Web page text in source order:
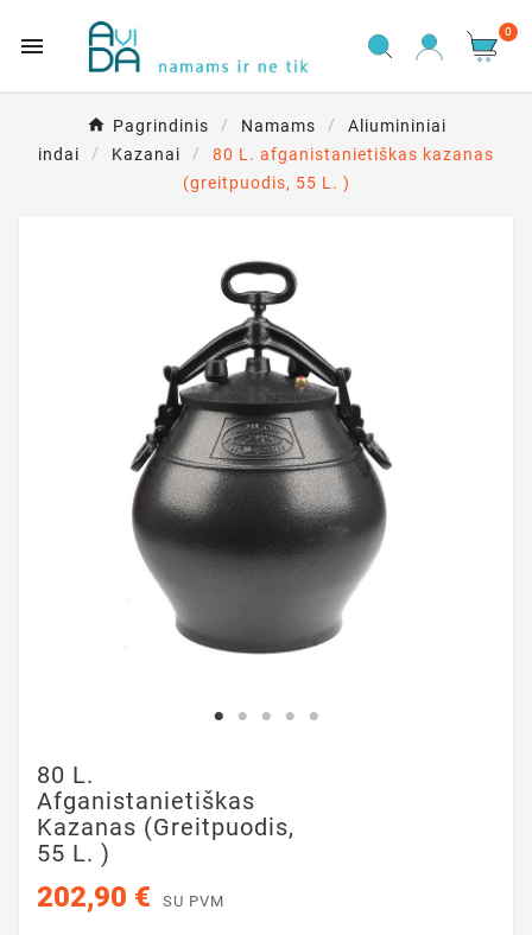

0
Pagrindinis Namams
Aliumininiai
indai
Kazanai
80 L. afganistanietiškas kazanas
(greitpuodis, 55 L. )
80 L.
Afganistanietiškas
Kazanas (greitpuodis,
55 L. )
202,90 € SU PVM